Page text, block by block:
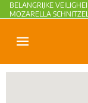
BELANGRIJKE
MOZARELLA SCHNITZEL